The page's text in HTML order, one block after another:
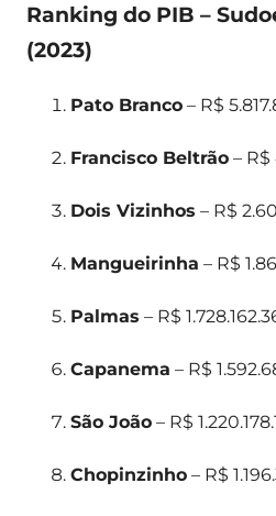
Ranking do PIB –
(2023)
Pato Branco – R$
Francisco Beltrão – R$
Dois Vizinhos – R$
Mangueirinha – R$
Palmas – R$
Capanema – R$
São João – R$
Chopinzinho – R$